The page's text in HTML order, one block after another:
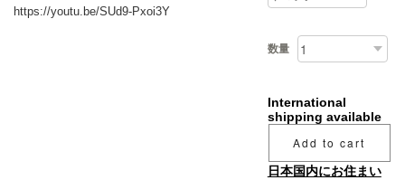
https://youtu.be/SUd9-Pxoi3Y
数量
International
shipping available
Add to cart
日本国内にお住まい